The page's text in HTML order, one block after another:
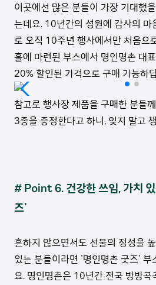
이곳에선 많은 분들이 가장 기대했
는데요. 10년간의 성원에 감사의 마
로 오직 10주년 행사에서만 처음으
홀에 마련된 부스에서 명인명촌 대
20% 할인된 가격으로 구매 가능하
참고로 행사장 제품을 구매한 분들
3종을 증정한다고 하니, 잊지 말고
# Point 6. 건강한 쓰임, 가치
즈'
흔하지 않으면서도 선물의 정성을
있는 분들이라면 '명인명촌 굿즈' 부
요. 명인명촌은 10년간 전국 방방곡